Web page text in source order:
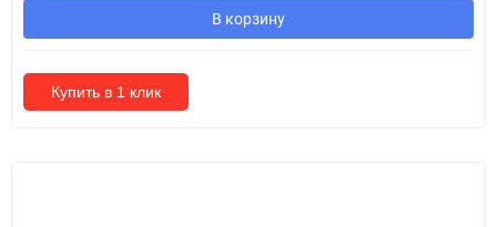
В корзину
Купить в 1 клик